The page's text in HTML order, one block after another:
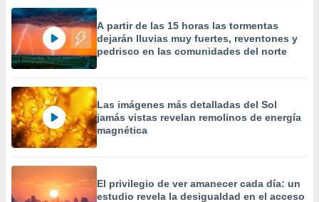
el
del
de
o a través
de
de
uso de
con el
A partir de las 15 horas las tormentas
dejarán lluvias muy fuertes, reventones y
pedrisco en las comunidades del norte
Las imágenes más detalladas del Sol
jamás vistas revelan remolinos de energía
magnética
El privilegio de ver amanecer cada día: un
estudio revela la desigualdad en el acceso